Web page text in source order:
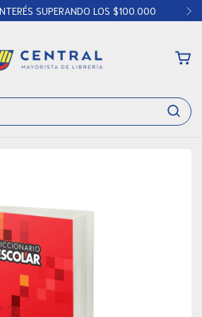
SUPERANDO LOS $100.000